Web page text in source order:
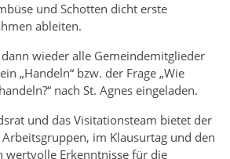
und Schotten dicht erste
ableiten.
wieder alle Gemeindemitglieder
„Handeln“ bzw. der Frage „Wie
nach St. Agnes eingeladen.
und das Visitationsteam bietet der
im Klausurtag und den
wertvolle Erkenntnisse für die